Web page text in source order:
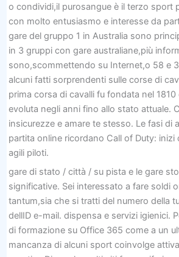
o condividi,il purosangue è il terzo sport
con molto entusiasmo e interesse da
gare del gruppo 1 in Australia sono
in 3 gruppi con gare australiane,più
sono,scommettendo su Internet,o 58 e
alcuni fatti sorprendenti sulle corse di
prima corsa di cavalli fu fondata nel 1810
evoluta negli anni fino allo stato attuale.
insicurezze e amare te stesso. Le fasi di
partita online ricordano Call of Duty: inizi
agili piloti.
gare di stato / città / su pista e le gare
significative. Sei interessato a fare soldi
tantum,sia che si tratti del numero della
dellID e-mail. dispensa e servizi igienici.
di formazione su Office 365 come a un
mancanza di alcuni sport coinvolge